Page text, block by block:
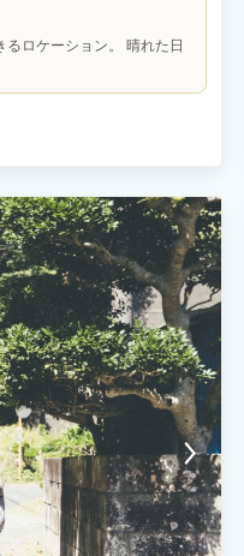
いただきました。 １F 36帖の
スへ。こちらでBBQを楽しん
からは三浦半島、富士山を
カード可）ご希望のお客様
/1日 【BBQ用夕食食材セッ
さい。 RivageBlueで楽しい
ロケーション。 晴れた日